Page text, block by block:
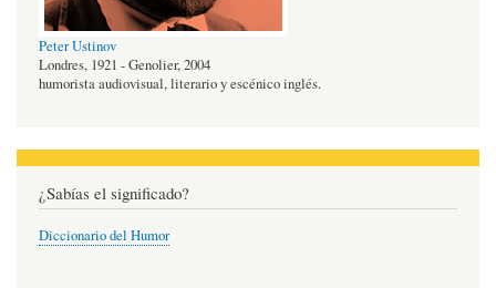
Peter Ustinov
Londres, 1921 - Genolier, 2004
humorista audiovisual, literario y escénico inglés.
¿Sabías el significado?
Diccionario del Humor